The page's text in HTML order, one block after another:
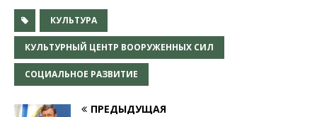
КУЛЬТУРА
КУЛЬТУРНЫЙ ЦЕНТР ВООРУЖЕННЫХ СИЛ
СОЦИАЛЬНОЕ РАЗВИТИЕ
ПРЕДЫДУЩАЯ